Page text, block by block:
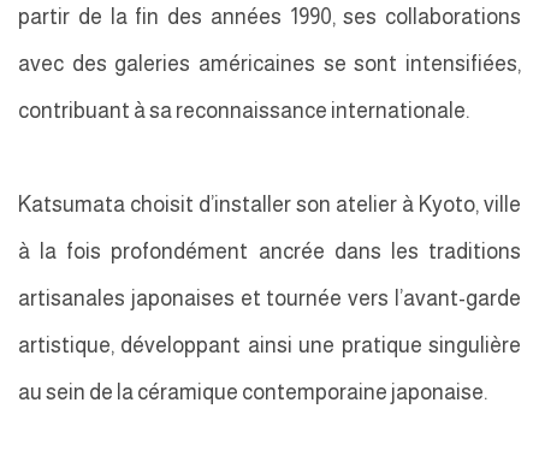
partir de la fin des années 1990, ses collaborations
avec des galeries américaines se sont intensifiées,
contribuant à sa reconnaissance internationale.
Katsumata choisit d’installer son atelier à Kyoto, ville
à la fois profondément ancrée dans les traditions
artisanales japonaises et tournée vers l’avant-garde
artistique, développant ainsi une pratique singulière
au sein de la céramique contemporaine japonaise.